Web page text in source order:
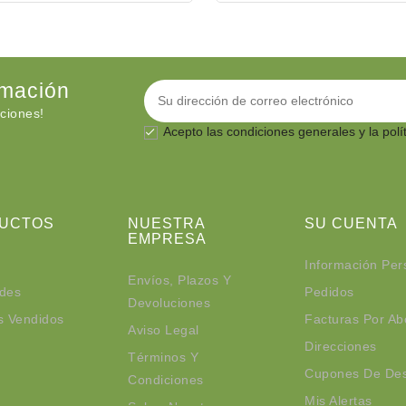
 Acepto las condiciones generales y la
Vendidos
NUESTRA
EMPRESA
Envíos, Plazos Y
Devoluciones
Aviso Legal
Términos Y
Condiciones
SU CUENTA
Información
Pedidos
Facturas Por
Direcciones
Cupones De
Mis Alertas